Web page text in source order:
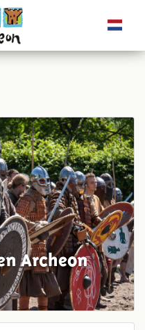
Archeon